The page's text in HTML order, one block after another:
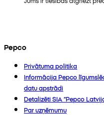
Pepco
Privātuma politika
Informācija Pepco
datu apstrādi
Detalizēti SIA “Pepco
Par uzņēmumu